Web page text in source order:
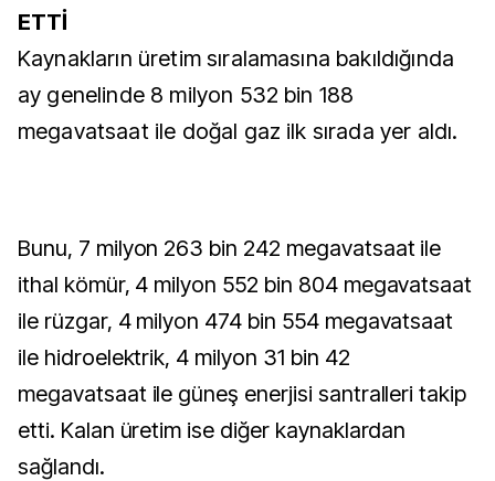
ETTİ
Kaynakların üretim sıralamasına bakıldığında
ay genelinde 8 milyon 532 bin 188
megavatsaat ile doğal gaz ilk sırada yer aldı.
Bunu, 7 milyon 263 bin 242 megavatsaat ile
ithal kömür, 4 milyon 552 bin 804 megavatsaat
ile rüzgar, 4 milyon 474 bin 554 megavatsaat
ile hidroelektrik, 4 milyon 31 bin 42
megavatsaat ile güneş enerjisi santralleri takip
etti. Kalan üretim ise diğer kaynaklardan
sağlandı.